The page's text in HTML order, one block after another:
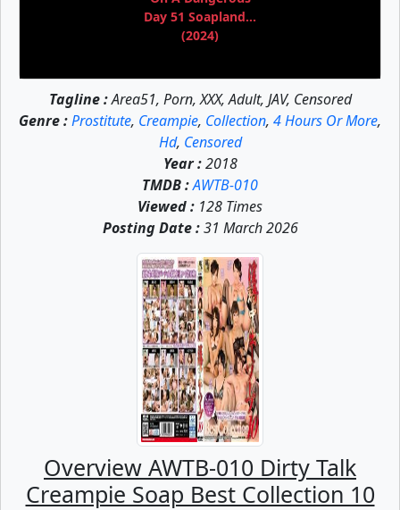
Day 51 Soapland...
(2024)
Tagline :Area51, Porn, XXX, Adult, JAV, Censored
Genre :Prostitute, Creampie, Collection, 4 Hours Or More,
Hd, Censored
Year :2018
TMDB :AWTB-010
Viewed : 128 Times
Posting Date :31 March 2026
Overview AWTB-010 Dirty Talk
Creampie Soap Best Collection 10